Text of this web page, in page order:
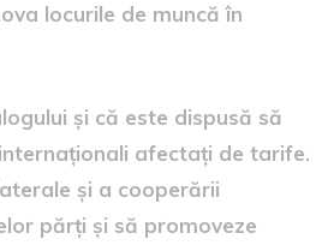
locurile de muncă în
și că este dispusă să
afectați de tarife.
și a cooperării
părți și să promoveze